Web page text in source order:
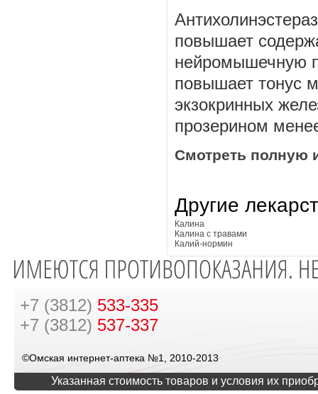
повышает
нейромышечную
повышает тонус
экзокринных
прозерином
Смотреть полную
Другие
Калина
Калина с травами
Калий-нормин
+7 (3812) 533-335
+7 (3812) 537-337
©Омская интернет-аптека №1, 2010-2013
Указанная стоимость товаров и условия их